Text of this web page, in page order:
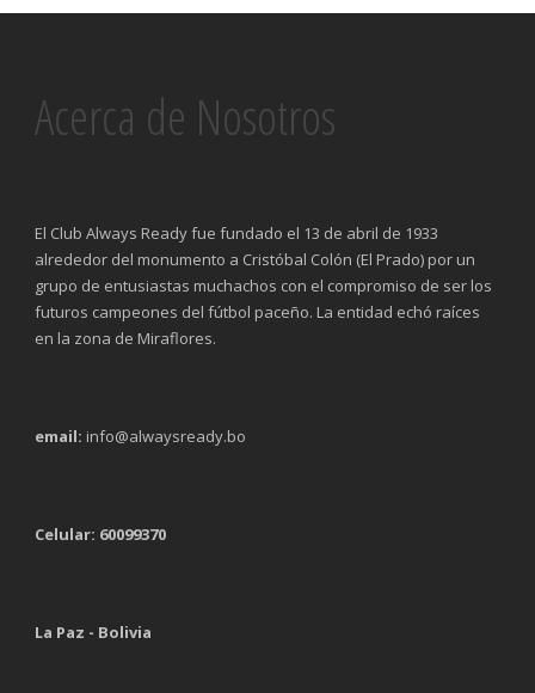
Acerca de Nosotros
El Club Always Ready fue fundado el 13 de abril de 1933
alrededor del monumento a Cristóbal Colón (El Prado) por un
grupo de entusiastas muchachos con el compromiso de ser los
futuros campeones del fútbol paceño. La entidad echó raíces
en la zona de Miraflores.
email: info@alwaysready.bo
Celular: 60099370
La Paz - Bolivia